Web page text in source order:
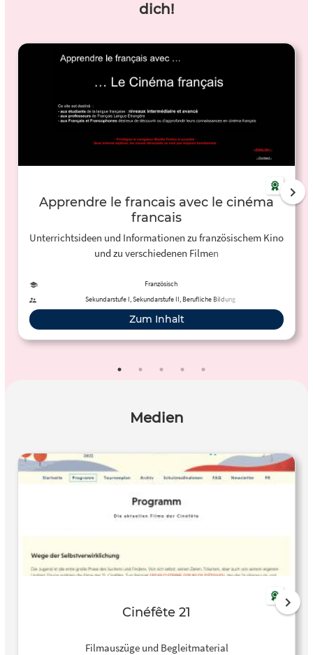
dich!
Apprendre le francais avec le cinéma
francais
Unterrichtsideen und Informationen zu französischem Kino
und zu verschiedenen Filmen
Französisch
Sekundarstufe I, Sekundarstufe II, Berufliche Bildung
Zum Inhalt
Medien
Cinéfête 21
Filmauszüge und Begleitmaterial